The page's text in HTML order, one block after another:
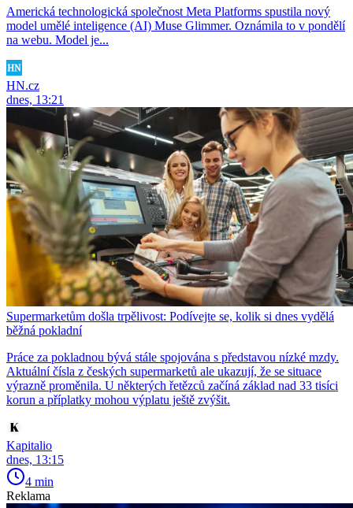
Americká technologická společnost Meta Platforms spustila nový
model umělé inteligence (AI) Muse Glimmer. Oznámila to v pondělí
na webu. Model je...
HN.cz
dnes, 13:21
Supermarketům došla trpělivost: Podívejte se, kolik si dnes vydělá
běžná pokladní
Práce za pokladnou bývá stále spojována s představou nízké mzdy.
Aktuální čísla z českých supermarketů ale ukazují, že se situace
výrazně proměnila. U některých řetězců začíná základ nad 33 tisíci
korun a příplatky mohou výplatu ještě zvýšit.
Kapitalio
dnes, 13:15
4 min
Reklama